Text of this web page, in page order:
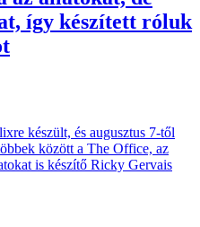
így készített róluk
készült, és augusztus 7-től
között a The Office, az
is készítő Ricky Gervais